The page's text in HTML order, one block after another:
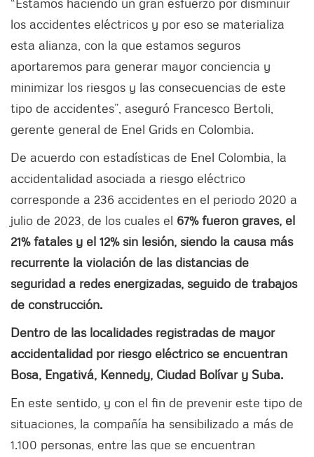
los accidentes eléctricos y por eso se materializa
esta alianza, con la que estamos seguros
aportaremos para generar mayor conciencia y
minimizar los riesgos y las consecuencias de este
tipo de accidentes”, aseguró Francesco Bertoli,
gerente general de Enel Grids en Colombia.
De acuerdo con estadísticas de Enel Colombia, la
accidentalidad asociada a riesgo eléctrico
corresponde a 236 accidentes en el periodo 2020 a
julio de 2023, de los cuales el 67% fueron graves, el
21% fatales y el 12% sin lesión, siendo la causa más
recurrente la violación de las distancias de
seguridad a redes energizadas, seguido de trabajos
de construcción.
Dentro de las localidades registradas de mayor
accidentalidad por riesgo eléctrico se encuentran
Bosa, Engativá, Kennedy, Ciudad Bolívar y Suba.
En este sentido, y con el fin de prevenir este tipo de
situaciones, la compañía ha sensibilizado a más de
1.100 personas, entre las que se encuentran